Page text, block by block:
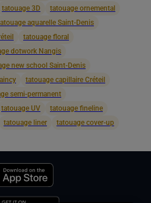
tatouage 3D
tatouage ornemental
aquarelle Saint-Denis
tatouage floral
dotwork Nangis
new school Saint-Denis
tatouage capillaire Créteil
semi-permanent
tatouage UV
tatouage fineline
tatouage liner tatouage cover-up